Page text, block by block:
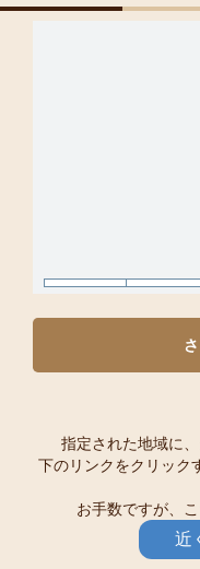
指定された地域に
下のリンクをクリック
お手数ですが、
近